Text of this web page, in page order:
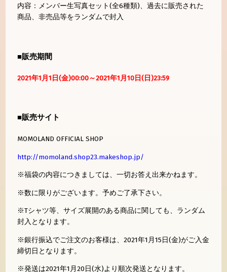
内容：メンバー生写真セット(全6種類)、過去に販売された
商品、非売品等をランダムで封入
■販売期間
2021年1月1日(金)00:00～2021年1月10日(日)23:59
■販売サイト
MOMOLAND OFFICIAL SHOP
http://momoland.shop23.makeshop.jp/
※福袋の内容につきましては、一切お答え出来かねます。
※数に限りがございます。予めご了承下さい。
※Tシャツ等、サイズ展開のある商品に関しても、ランダム
封入となります。
※銀行振込でご注文のお客様は、2021年1月15日(金)がご入金
締切日となります。
※発送は2021年1月20日(水)より順次発送となります。